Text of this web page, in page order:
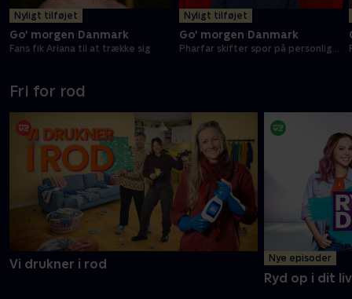
Nyligt tilføjet
Go' morgen Danmark
Fans fik Ariana til at trække sig
Nyligt tilføjet
Go' morgen Danmark
Pharfar skifter spor på personligt
Fri for rod
Vi drukner i rod Nye episoder
Ryd op i dit liv